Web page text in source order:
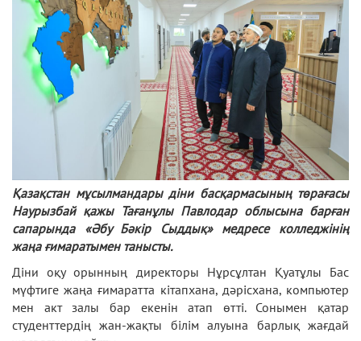
Қазақстан мұсылмандары діни басқармасының төрағасы
Наурызбай қажы Тағанұлы Павлодар облысына барған
сапарында «Әбу Бәкір Сыддық» медресе колледжінің
жаңа ғимаратымен танысты.
Діни оқу орынның директоры Нұрсұлтан Қуатұлы Бас
мүфтиге жаңа ғимаратта кітапхана, дәрісхана, компьютер
мен акт залы бар екенін атап өтті. Сонымен қатар
студенттердің жан-жақты білім алуына барлық жағдай